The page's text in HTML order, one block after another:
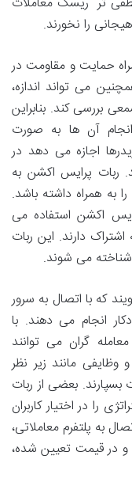
را نخورند.
حمایت و مقاومت در
می تواند اندازه،
بررسی کند. بنابراین
آن ها به صورت
اجازه می دهد در
ربات پرایس اکشن به
به همراه داشته باشد.
اکشن استفاده می
اشتراک دارند. این ربات
که با اتصال به سرور
انجام می دهند. با
گران می توانند
وظایفی مانند زیر نظر
بعضی از ربات
را در اختیار کاربران
به پلتفرم معاملاتی،
و در قیمت تعیین شده،